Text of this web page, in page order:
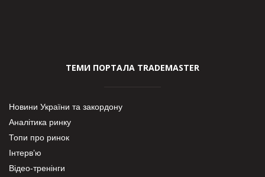
ТЕМИ ПОРТАЛА TRADEMASTER
Новини України та закордону
Аналітика ринку
Топи про ринок
Інтерв’ю
Відео-тренінги